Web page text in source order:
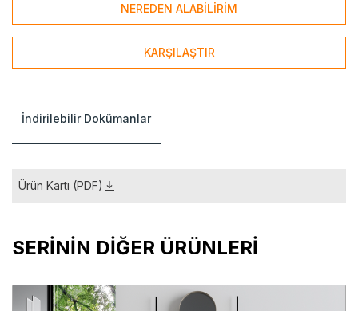
NEREDEN ALABİLİRİM
KARŞILAŞTIR
İndirilebilir Dokümanlar
Ürün Kartı (PDF)
SERİNİN DİĞER ÜRÜNLERİ